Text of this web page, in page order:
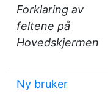
Forklaring av
feltene på
Hovedskjermen
Ny bruker